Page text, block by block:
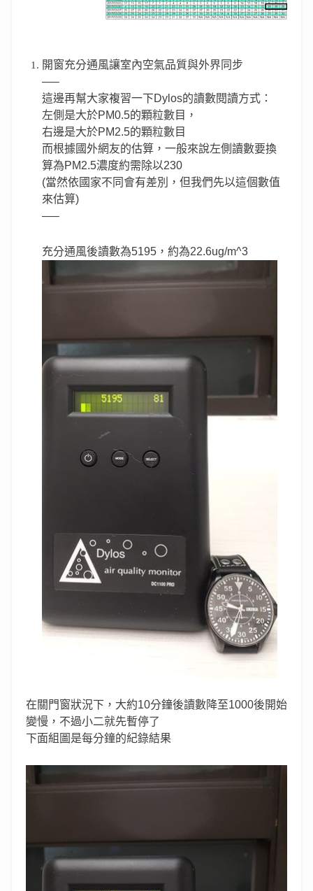
開窗充分通風讓室內空氣品質與外界同步
—–
這邊再幫大家複習一下Dylos的讀數閱讀方式：
左側是大於PM0.5的顆粒數目，
右邊是大於PM2.5的顆粒數目
而根據國外網友的估算，一般來說左側讀數要換
算為PM2.5濃度約需除以230
(當然依國家不同會有差別，但我們先以這個數值
來估算)
—–
充分通風後讀數為5195，約為22.6ug/m^3
在關門窗狀況下，大約10分鐘後讀數降至1000後開始
變慢，不過小二就先暫停了
下面組圖是每分鐘的紀錄結果